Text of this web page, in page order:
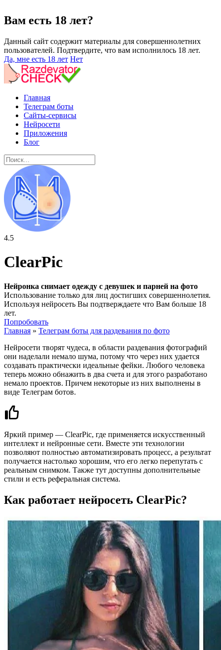
Вам есть 18 лет?
Данный сайт содержит материалы для совершеннолетних
пользователей. Подтвердите, что вам исполнилось 18 лет.
Да, мне есть 18 лет Нет
Главная
Телеграм боты
Сайты-сервисы
Нейросети
Приложения
Блог
4.5
ClearPic
Нейронка снимает одежду с девушек и парней на фото
Использование только для лиц достигших совершеннолетия.
Используя нейросеть Вы подтверждаете что Вам больше 18
лет.
Попробовать
Главная » Телеграм боты для раздевания по фото
Нейросети творят чудеса, в области раздевания фотографий
они наделали немало шума, потому что через них удается
создавать практически идеальные фейки. Любого человека
теперь можно обнажить в два счета и для этого разработано
немало проектов. Причем некоторые из них выполнены в
виде Телеграм ботов.
Яркий пример — ClearPic, где применяется искусственный
интеллект и нейронные сети. Вместе эти технологии
позволяют полностью автоматизировать процесс, а результат
получается настолько хорошим, что его легко перепутать с
реальным снимком. Также тут доступны дополнительные
стили и есть реферальная система.
Как работает нейросеть ClearPic?